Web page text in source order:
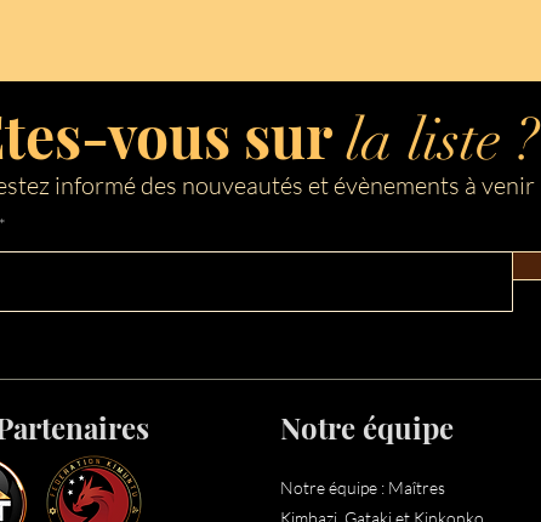
vous surla liste ?
informé des nouveautés et évènements à venir
Notre équipe
Notre équipe : Maîtres
Kimbazi, Gataki et Kinkonko,